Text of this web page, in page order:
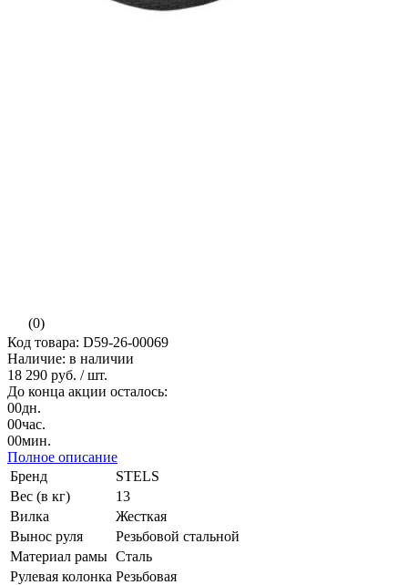
(0)
Код товара: D59-26-00069
Наличие: в наличии
18 290 руб. / шт.
До конца акции осталось:
00дн.
00час.
00мин.
Полное описание
Бренд
STELS
Вес (в кг)
13
Вилка
Жесткая
Вынос руля
Резьбовой стальной
Материал рамы Сталь
Рулевая колонка Резьбовая